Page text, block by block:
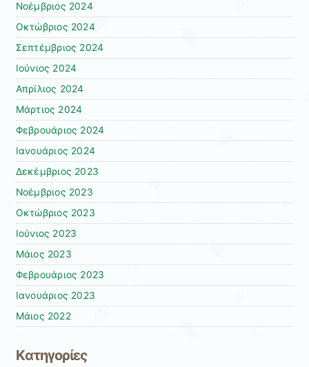
Νοέμβριος 2024
Οκτώβριος 2024
Σεπτέμβριος 2024
Ιούνιος 2024
Απρίλιος 2024
Μάρτιος 2024
Φεβρουάριος 2024
Ιανουάριος 2024
Δεκέμβριος 2023
Νοέμβριος 2023
Οκτώβριος 2023
Ιούνιος 2023
Μάιος 2023
Φεβρουάριος 2023
Ιανουάριος 2023
Μάιος 2022
Kατηγορίες